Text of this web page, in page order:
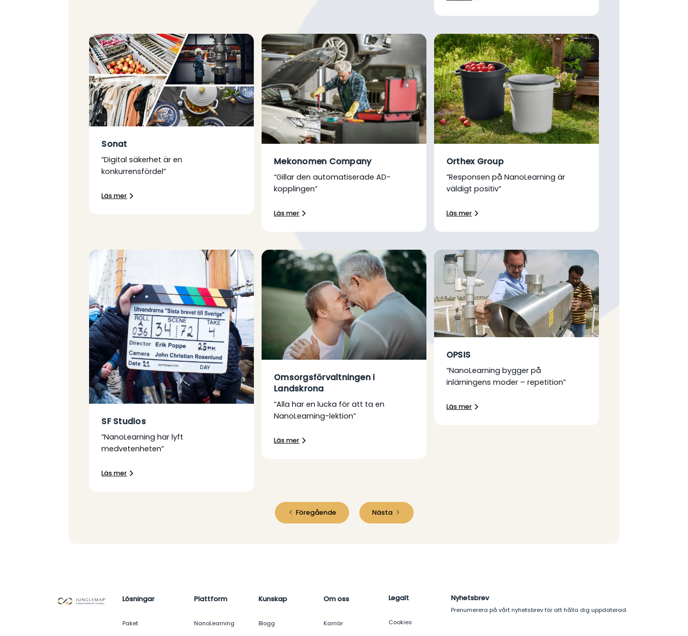
Sonat
”Digital säkerhet är en
konkurrensfördel”
Läs mer
Mekonomen Company
“Gillar den automatiserade AD-
kopplingen”
Läs mer
Orthex Group
”Responsen på NanoLearning är
väldigt positiv”
Läs mer
SF Studios
”NanoLearning har lyft
medvetenheten”
Läs mer
Omsorgsförvaltningen i
Landskrona
”Alla har en lucka för att ta en
NanoLearning-lektion”
Läs mer
OPSIS
”NanoLearning bygger på
inlärningens moder – repetition”
Läs mer
Föregående Nästa
Lösningar
Paket
Plattform
NanoLearning
Kunskap
Blogg
Om oss
Karriär
Legalt
Cookies
Nyhetsbrev
Prenumerera på vårt nyhetsbrev för att hålla dig uppdaterad.